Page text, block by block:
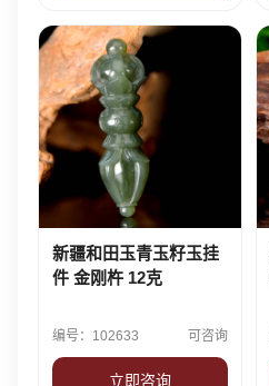
新疆和田玉青玉籽玉挂
件 金刚杵 12克
编号：102633 可咨询
立即咨询